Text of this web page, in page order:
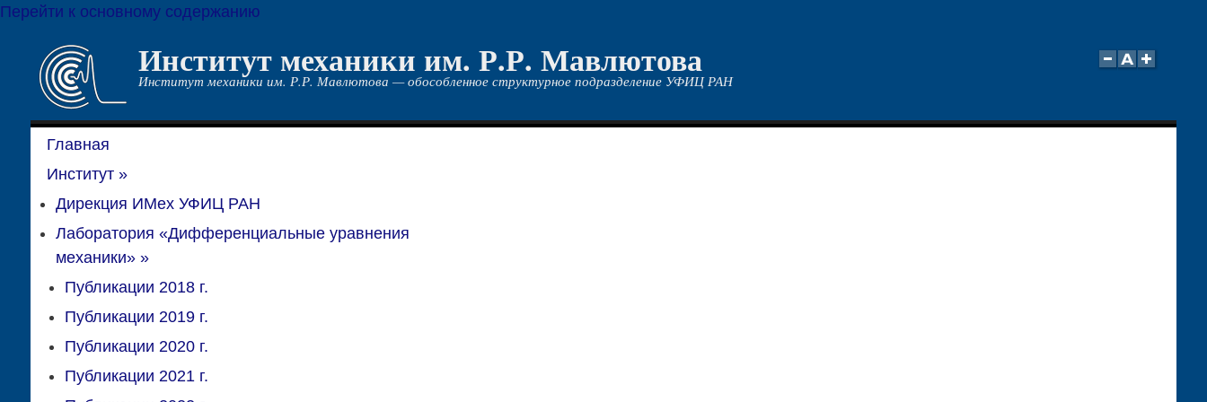
Перейти к основному содержанию
Институт механики им. Р.Р. Мавлютова
Институт механики им. Р.Р. Мавлютова — обособленное структурное подразделение УФИЦ РАН
Главная
Институт»
Дирекция ИМех УФИЦ РАН
Лаборатория «Дифференциальные уравнения
механики»»
Публикации 2018 г.
Публикации 2019 г.
Публикации 2020 г.
Публикации 2021 г.